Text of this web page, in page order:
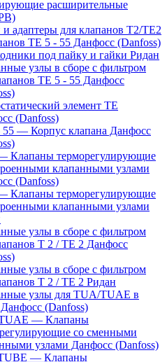
расширительные
и адаптеры для клапанов T2/TE2
TE 5 - 55 Данфосс (Danfoss)
под пайку и гайки Ридан
узлы в сборе с фильтром
TE 5 - 55 Данфосс
элемент TE
(Danfoss)
55 — Корпус клапана Данфосс
Клапаны терморегулирующие
клапанными узлами
(Danfoss)
Клапаны терморегулирующие
клапанными узлами
узлы в сборе с фильтром
T 2 / TE 2 Данфосс
узлы в сборе с фильтром
T 2 / TE 2 Ридан
узлы для TUA/TUAE в
(Danfoss)
— Клапаны
со сменными
узлами Данфосс (Danfoss)
— Клапаны